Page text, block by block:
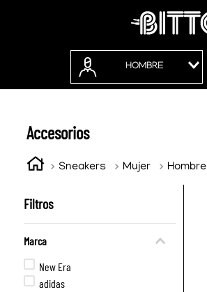
HOMBRE
Accesorios
Sneakers Mujer Hombre
Filtros
Marca
New Era
adidas